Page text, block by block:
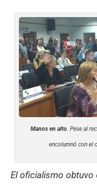
Manos en alto. Pese al
encolumnó con el
El oficialismo